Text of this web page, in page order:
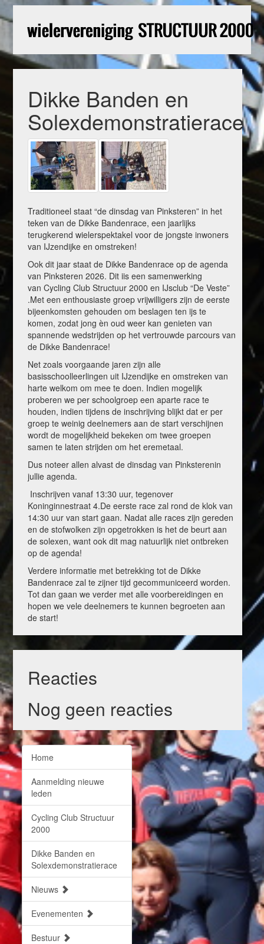
Dikke Banden en
Solexdemonstratierace
Traditioneel staat “de dinsdag van Pinksteren” in het
teken van de Dikke Bandenrace, een jaarlijks
terugkerend wielerspektakel voor de jongste inwoners
van IJzendijke en omstreken!
Ook dit jaar staat de Dikke Bandenrace op de agenda
van Pinksteren 2026. Dit iis een samenwerking
van Cycling Club Structuur 2000 en IJsclub “De Veste”
.Met een enthousiaste groep vrijwilligers zijn de eerste
bijeenkomsten gehouden om beslagen ten ijs te
komen, zodat jong èn oud weer kan genieten van
spannende wedstrijden op het vertrouwde parcours van
de Dikke Bandenrace!
Net zoals voorgaande jaren zijn alle
basisschoolleerlingen uit IJzendijke en omstreken van
harte welkom om mee te doen. Indien mogelijk
proberen we per schoolgroep een aparte race te
houden, indien tijdens de inschrijving blijkt dat er per
groep te weinig deelnemers aan de start verschijnen
wordt de mogelijkheid bekeken om twee groepen
samen te laten strijden om het eremetaal.
Dus noteer allen alvast de dinsdag van Pinksterenin
jullie agenda.
Inschrijven vanaf 13:30 uur, tegenover
Koninginnestraat 4.De eerste race zal rond de klok van
14:30 uur van start gaan. Nadat alle races zijn gereden
en de stofwolken zijn opgetrokken is het de beurt aan
de solexen, want ook dit mag natuurlijk niet ontbreken
op de agenda!
Verdere informatie met betrekking tot de Dikke
Bandenrace zal te zijner tijd gecommuniceerd worden.
Tot dan gaan we verder met alle voorbereidingen en
hopen we vele deelnemers te kunnen begroeten aan
de start!
Reacties
Nog geen reacties
Home
Aanmelding nieuwe
leden
Cycling Club Structuur
2000
Dikke Banden en
Solexdemonstratierace
Nieuws
Evenementen
Bestuur